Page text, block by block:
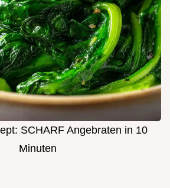
SCHARF Angebraten in 10
Minuten